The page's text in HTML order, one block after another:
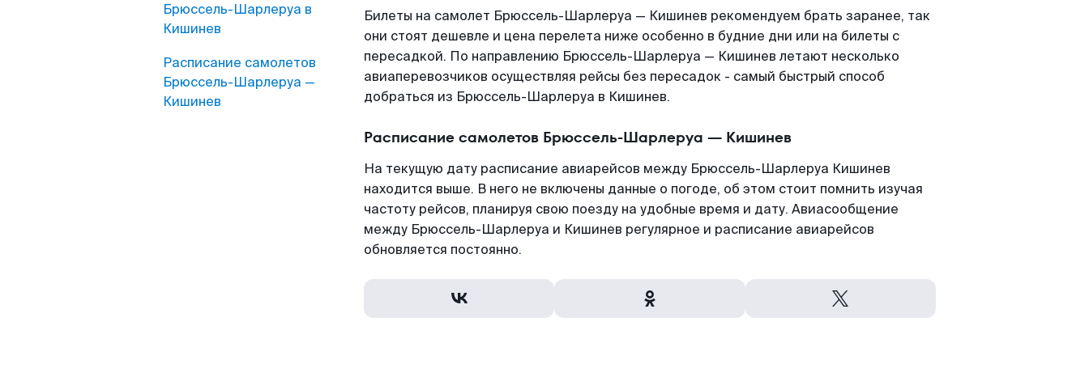
Брюссель-Шарлеруа в
Кишинев
Расписание самолетов
Брюссель-Шарлеруа —
Кишинев
Билеты на самолет Брюссель-Шарлеруа — Кишинев рекомендуем брать заранее, так
они стоят дешевле и цена перелета ниже особенно в будние дни или на билеты с
пересадкой. По направлению Брюссель-Шарлеруа — Кишинев летают несколько
авиаперевозчиков осуществляя рейсы без пересадок - самый быстрый способ
добраться из Брюссель-Шарлеруа в Кишинев.
Расписание самолетов Брюссель-Шарлеруа — Кишинев
На текущую дату расписание авиарейсов между Брюссель-Шарлеруа Кишинев
находится выше. В него не включены данные о погоде, об этом стоит помнить изучая
частоту рейсов, планируя свою поезду на удобные время и дату. Авиасообщение
между Брюссель-Шарлеруа и Кишинев регулярное и расписание авиарейсов
обновляется постоянно.